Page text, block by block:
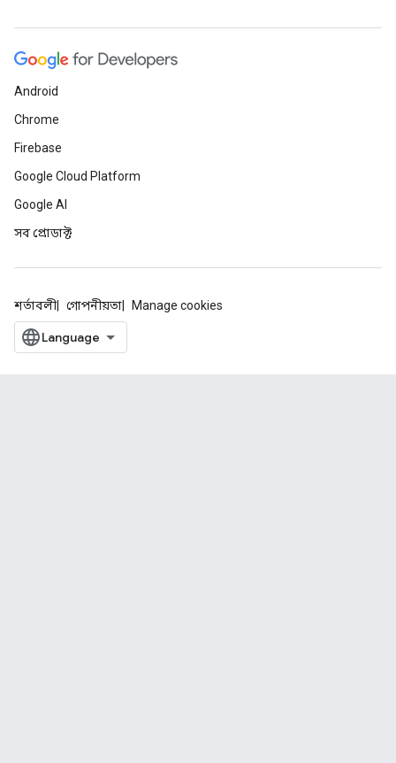
Android
Chrome
Firebase
Google Cloud Platform
Google AI
সব প্রোডাক্ট
শর্তাবলী গোপনীয়তা Manage cookies